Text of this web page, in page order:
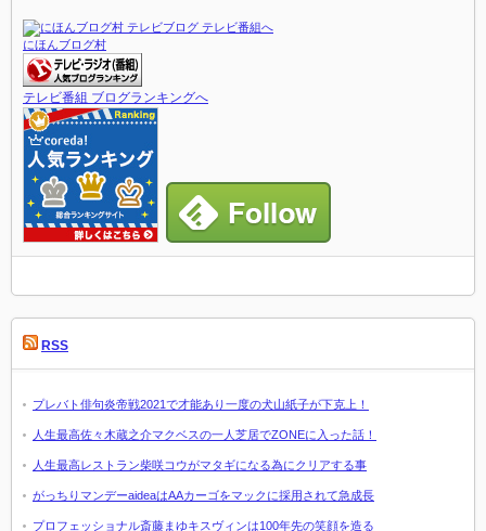
にほんブログ村
テレビ番組 ブログランキングへ
RSS
プレバト俳句炎帝戦2021で才能あり一度の犬山紙子が下克上！
人生最高佐々木蔵之介マクベスの一人芝居でZONEに入った話！
人生最高レストラン柴咲コウがマタギになる為にクリアする事
がっちりマンデーaideaはAAカーゴをマックに採用されて急成長
プロフェッショナル斎藤まゆキスヴィンは100年先の笑顔を造る